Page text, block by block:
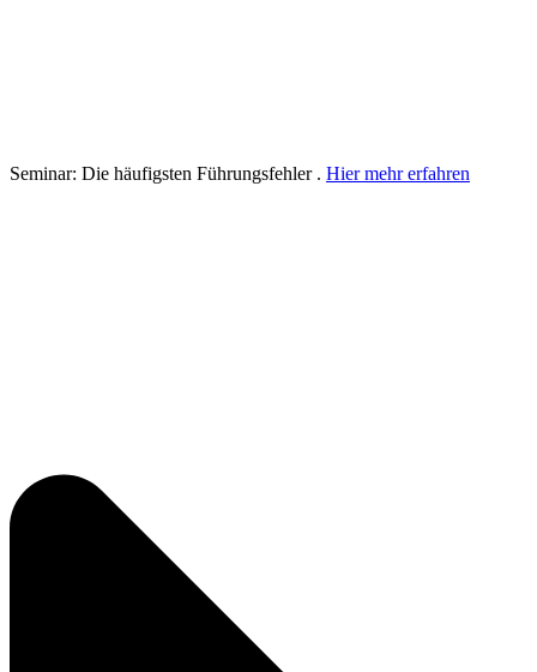
Seminar: Die häufigsten Führungsfehler . Hier mehr erfahren